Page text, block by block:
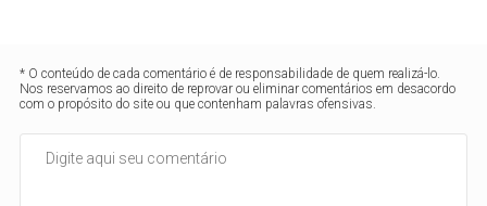
* O conteúdo de cada comentário é de responsabilidade de quem realizá-lo.
Nos reservamos ao direito de reprovar ou eliminar comentários em desacordo
com o propósito do site ou que contenham palavras ofensivas.